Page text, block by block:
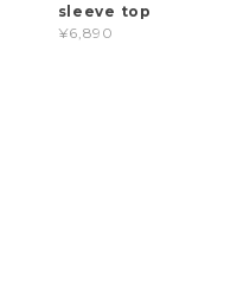
sleeve top
¥6,890